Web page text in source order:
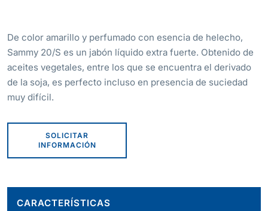
De color amarillo y perfumado con esencia de helecho,
Sammy 20/S es un jabón líquido extra fuerte. Obtenido de
aceites vegetales, entre los que se encuentra el derivado
de la soja, es perfecto incluso en presencia de suciedad
muy difícil.
SOLICITAR
INFORMACIÓN
CARACTERÍSTICAS